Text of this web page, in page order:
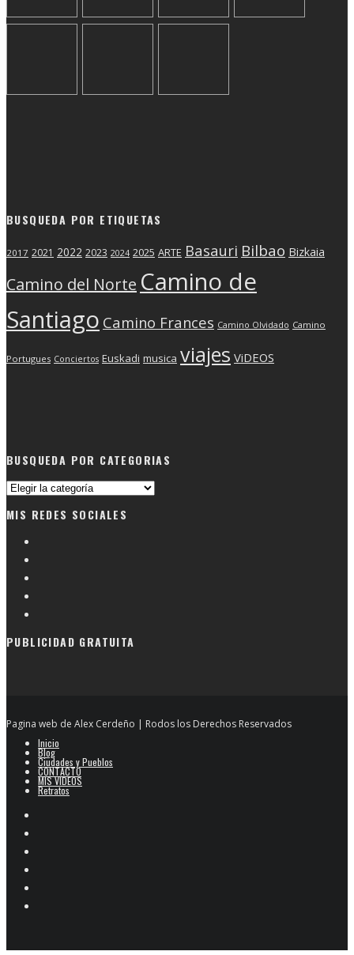
BUSQUEDA POR ETIQUETAS
2017 2021 2022 2023 2024 2025 ARTE Basauri Bilbao Bizkaia
Camino del Norte Camino de
Santiago Camino Frances Camino Olvidado Camino
Portugues Conciertos Euskadi musica viajes ViDEOS
BUSQUEDA POR CATEGORIAS
Busqueda
categorias
MIS REDES SOCIALES
PUBLICIDAD GRATUITA
Pagina web de Alex Cerdeño | Rodos los Derechos Reservados
Inicio
Blog
Ciudades y Pueblos
CONTACTO
MIS VIDEOS
Retratos